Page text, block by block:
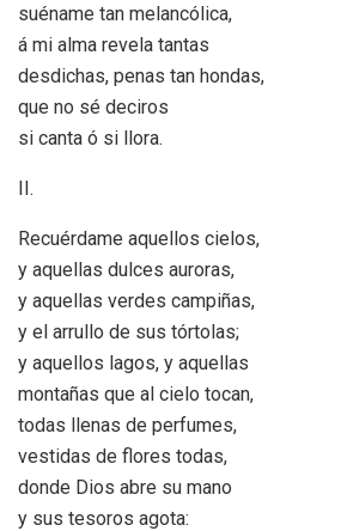
suéname tan melancólica,
á mi alma revela tantas
desdichas, penas tan hondas,
que no sé deciros
si canta ó si llora.
II.
Recuérdame aquellos cielos,
y aquellas dulces auroras,
y aquellas verdes campiñas,
y el arrullo de sus tórtolas;
y aquellos lagos, y aquellas
montañas que al cielo tocan,
todas llenas de perfumes,
vestidas de flores todas,
donde Dios abre su mano
y sus tesoros agota: